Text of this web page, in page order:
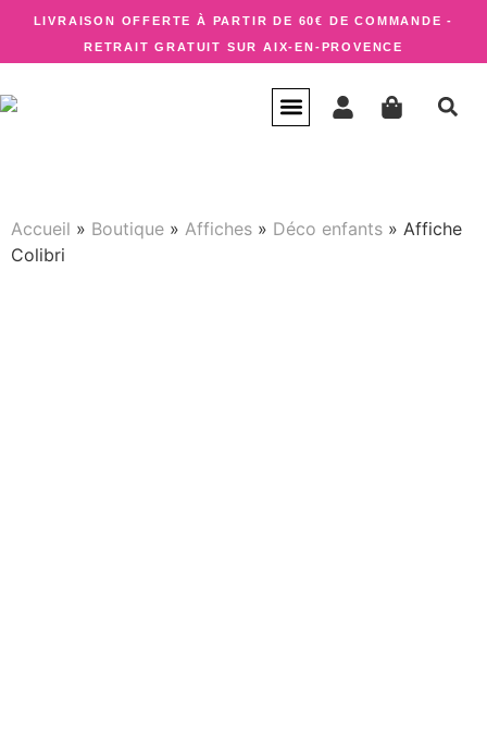
LIVRAISON OFFERTE À PARTIR DE 60€ DE COMMANDE -
RETRAIT GRATUIT SUR AIX-EN-PROVENCE
Accueil » Boutique » Affiches » Déco enfants » Affiche
Colibri